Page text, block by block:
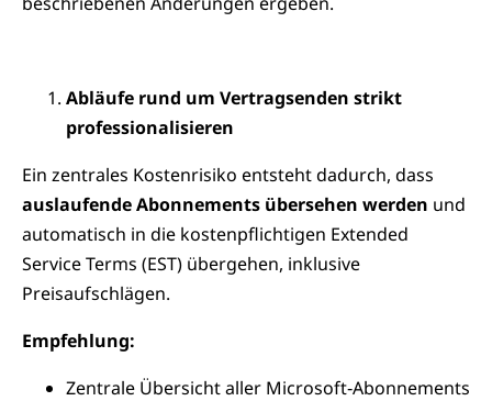
Abläufe rund um Vertragsenden strikt
professionalisieren
Ein zentrales Kostenrisiko entsteht dadurch, dass
auslaufende Abonnements übersehen werden und
automatisch in die kostenpflichtigen Extended
Service Terms (EST) übergehen, inklusive
Preisaufschlägen.
Empfehlung:
Zentrale Übersicht aller Microsoft‑Abonnements